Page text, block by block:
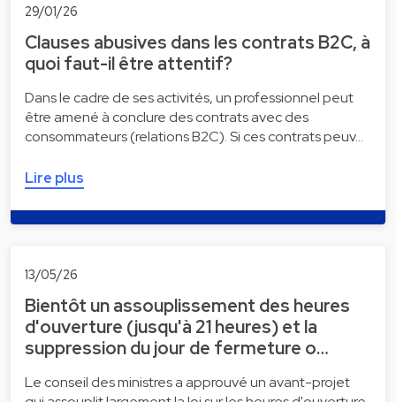
29/01/26
Clauses abusives dans les contrats B2C, à
quoi faut-il être attentif?
Dans le cadre de ses activités, un professionnel peut
être amené à conclure des contrats avec des
consommateurs (relations B2C). Si ces contrats peuv…
Lire plus
13/05/26
Bientôt un assouplissement des heures
d'ouverture (jusqu'à 21 heures) et la
suppression du jour de fermeture o…
Le conseil des ministres a approuvé un avant-projet